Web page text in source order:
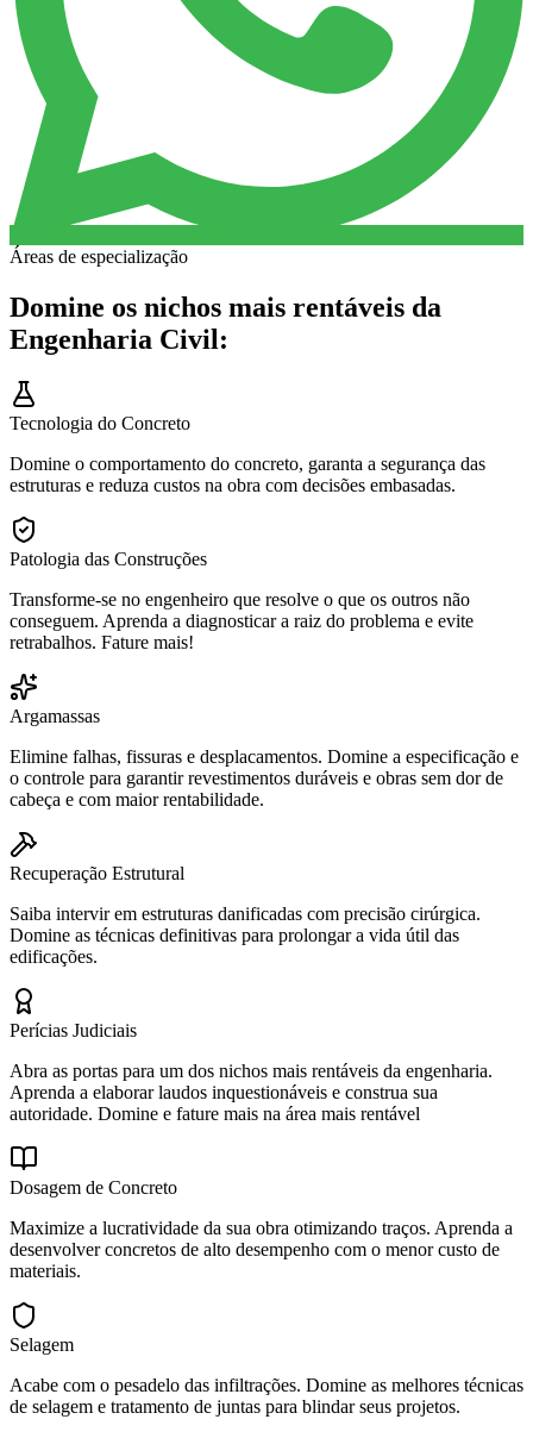
Áreas de especialização
Domine os nichos mais rentáveis da
Engenharia Civil:
Tecnologia do Concreto
Domine o comportamento do concreto, garanta a segurança das
estruturas e reduza custos na obra com decisões embasadas.
Patologia das Construções
Transforme-se no engenheiro que resolve o que os outros não
conseguem. Aprenda a diagnosticar a raiz do problema e evite
retrabalhos. Fature mais!
Argamassas
Elimine falhas, fissuras e desplacamentos. Domine a especificação e
o controle para garantir revestimentos duráveis e obras sem dor de
cabeça e com maior rentabilidade.
Recuperação Estrutural
Saiba intervir em estruturas danificadas com precisão cirúrgica.
Domine as técnicas definitivas para prolongar a vida útil das
edificações.
Perícias Judiciais
Abra as portas para um dos nichos mais rentáveis da engenharia.
Aprenda a elaborar laudos inquestionáveis e construa sua
autoridade. Domine e fature mais na área mais rentável
Dosagem de Concreto
Maximize a lucratividade da sua obra otimizando traços. Aprenda a
desenvolver concretos de alto desempenho com o menor custo de
materiais.
Selagem
Acabe com o pesadelo das infiltrações. Domine as melhores técnicas
de selagem e tratamento de juntas para blindar seus projetos.